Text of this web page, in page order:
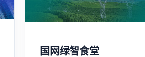
国网绿智食堂